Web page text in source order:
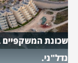
שכונת המשקפיים
נדל"ני.